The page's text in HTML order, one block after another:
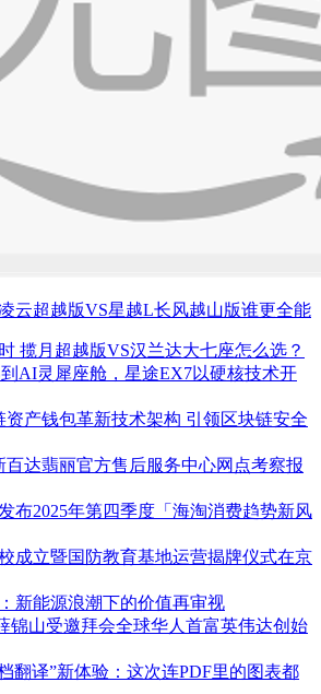
云超越版VS星越L长风越山版谁更全能
揽月超越版VS汉兰达大七座怎么选？
AI灵犀座舱，星途EX7以硬核技术开
资产钱包革新技术架构 引领区块链安全
百达翡丽官方售后服务中心网点考察报
布2025年第四季度「海淘消费趋势新风
成立暨国防教育基地运营揭牌仪式在京
新能源浪潮下的价值再审视
锦山受邀拜会全球华人首富英伟达创始
翻译”新体验：这次连PDF里的图表都